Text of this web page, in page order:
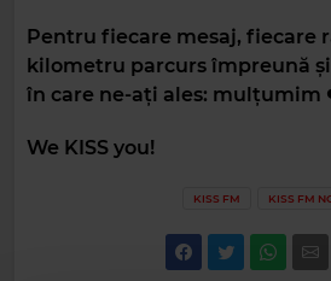
Pentru fiecare mesaj, fiecare
kilometru parcurs împreună
în care ne-ați ales: mulțumim
We KISS you!
KISS FM KISS FM